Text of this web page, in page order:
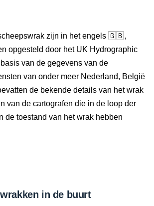
zijn in het engels 🇬🇧,
opgesteld door het UK Hydrographic
van de gegevens van de
van onder meer Nederland, België
de bekende details van het wrak
van de cartografen die in de loop der
de toestand van het wrak hebben
in de buurt